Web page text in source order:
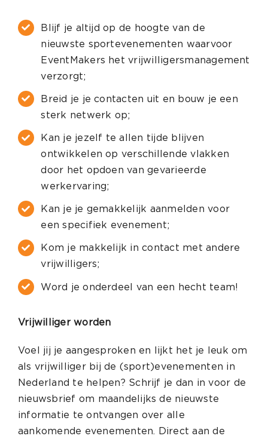
Blijf je altijd op de hoogte van de
nieuwste sportevenementen waarvoor
EventMakers het vrijwilligersmanagement
verzorgt;
Breid je je contacten uit en bouw je een
sterk netwerk op;
Kan je jezelf te allen tijde blijven
ontwikkelen op verschillende vlakken
door het opdoen van gevarieerde
werkervaring;
Kan je je gemakkelijk aanmelden voor
een specifiek evenement;
Kom je makkelijk in contact met andere
vrijwilligers;
Word je onderdeel van een hecht team!
Vrijwilliger worden
Voel jij je aangesproken en lijkt het je leuk om
als vrijwilliger bij de (sport)evenementen in
Nederland te helpen? Schrijf je dan in voor de
nieuwsbrief om maandelijks de nieuwste
informatie te ontvangen over alle
aankomende evenementen. Direct aan de